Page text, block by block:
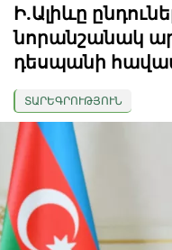
Ի.Ալիևը
նորանշանակ
դեսպանի
ՏԱՐԵԳՐՈՒԹՅՈՒՆ